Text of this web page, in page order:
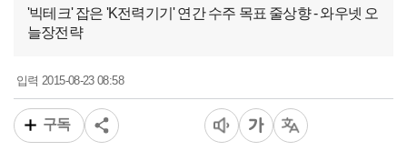
'빅테크' 잡은 'K전력기기' 연간 수주 목표 줄상향 - 와우넷 오
늘장전략
입력 2015-08-23 08:58
구독